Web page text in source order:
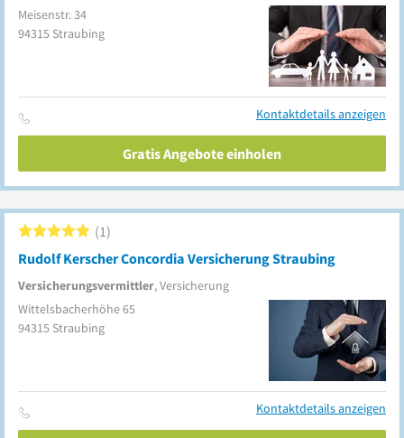
Meisenstr. 34
94315 Straubing
Kontaktdetails anzeigen
Gratis Angebote einholen
Rudolf Kerscher Concordia Versicherung Straubing
Versicherungsvermittler, Versicherung
1
Wittelsbacherhöhe 65
94315 Straubing
Kontaktdetails anzeigen